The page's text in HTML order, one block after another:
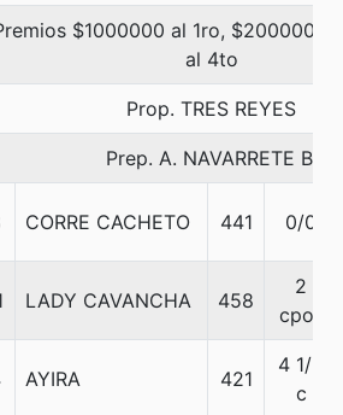
$1000000 al 1ro, $200000
al 4to
Prop. TRES REYES
Prep. A. NAVARRETE B.
CORRE CACHETO 441 0/0
LADY CAVANCHA 458
2
cpos
AYIRA 421
4 1/2
c